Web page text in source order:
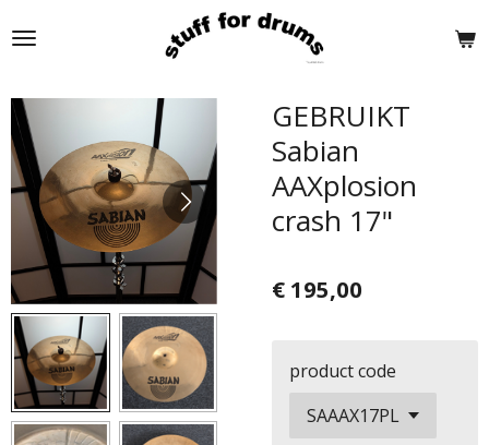
direct
de
hoofdinhoud
GEBRUIKT
Sabian
AAXplosion
crash 17"
€ 195,00
product code